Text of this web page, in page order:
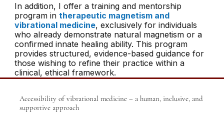
In addition, I offer a training and mentorship
program intherapeutic magnetism and
vibrational medicine, exclusively for individuals
who already demonstrate natural magnetism or a
confirmed innate healing ability. This program
provides structured, evidence-based guidance for
those wishing to refine their practice within a
clinical, ethical framework.
Accessibility of vibrational medicine – a human, inclusive, and
supportive approach